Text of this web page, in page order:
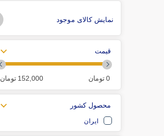
نمایش کالای موجود
قیمت
0تومان 152,000 تومان
محصول کشور
ایران